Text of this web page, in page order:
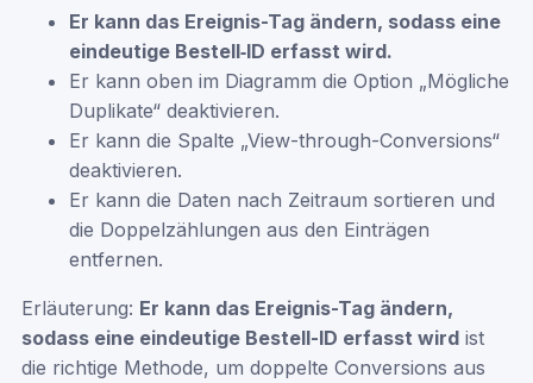
Er kann das Ereignis-Tag ändern, sodass eine
eindeutige Bestell‑ID erfasst wird.
Er kann oben im Diagramm die Option „Mögliche
Duplikate“ deaktivieren.
Er kann die Spalte „View-through-Conversions“
deaktivieren.
Er kann die Daten nach Zeitraum sortieren und
die Doppelzählungen aus den Einträgen
entfernen.
Erläuterung: Er kann das Ereignis-Tag ändern,
sodass eine eindeutige Bestell-ID erfasst wird ist
die richtige Methode, um doppelte Conversions aus